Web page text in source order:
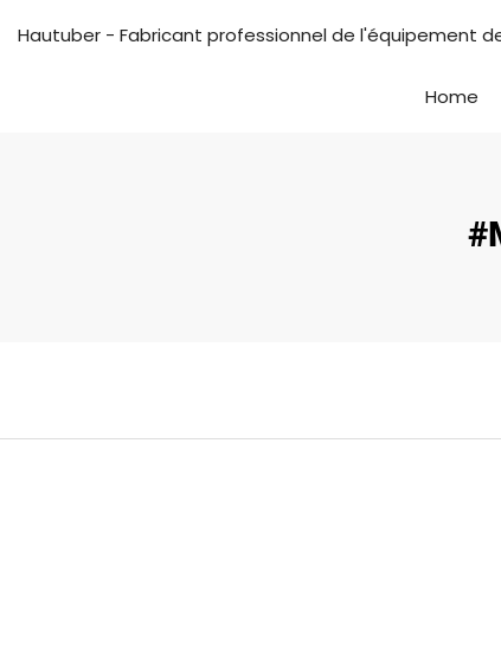
Hautuber - Fabricant professionnel de l'équipement
Home